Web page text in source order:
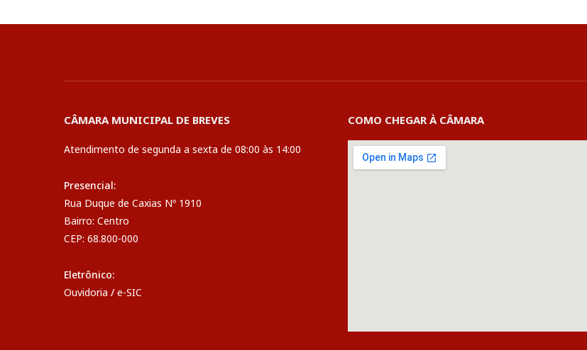
CÂMARA MUNICIPAL DE BREVES
Atendimento de segunda a sexta de 08:00 às 14:00
Presencial:
Rua Duque de Caxias Nº 1910
Bairro: Centro
CEP: 68.800-000
Eletrônico:
Ouvidoria / e-SIC
COMO CHEGAR À CÂMARA